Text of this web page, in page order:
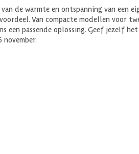
de warmte en ontspanning van een
Van compacte modellen voor
een passende oplossing. Geef jezelf